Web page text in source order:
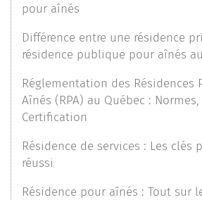
pour aînés
Différence entre une résidence
résidence publique pour aînés
Réglementation des Résidences
Aînés (RPA) au Québec :
Certification
Résidence de services : Les clés
réussi
Résidence pour aînés : Tout sur